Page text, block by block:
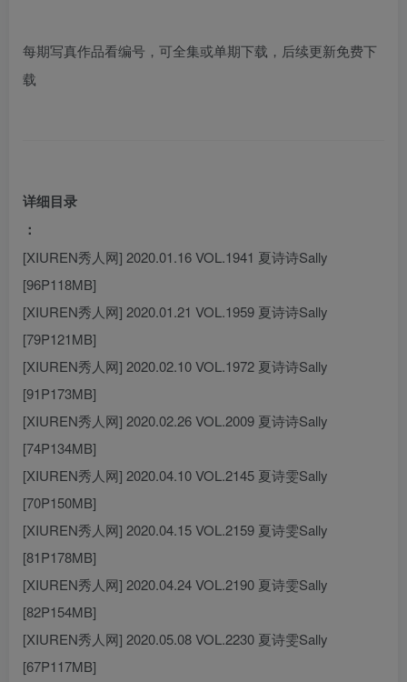
每期写真作品看编号，可全集或单期下载，后续更新免费下
载
详细目录
：
[XIUREN秀人网] 2020.01.16 VOL.1941 夏诗诗Sally
[96P118MB]
[XIUREN秀人网] 2020.01.21 VOL.1959 夏诗诗Sally
[79P121MB]
[XIUREN秀人网] 2020.02.10 VOL.1972 夏诗诗Sally
[91P173MB]
[XIUREN秀人网] 2020.02.26 VOL.2009 夏诗诗Sally
[74P134MB]
[XIUREN秀人网] 2020.04.10 VOL.2145 夏诗雯Sally
[70P150MB]
[XIUREN秀人网] 2020.04.15 VOL.2159 夏诗雯Sally
[81P178MB]
[XIUREN秀人网] 2020.04.24 VOL.2190 夏诗雯Sally
[82P154MB]
[XIUREN秀人网] 2020.05.08 VOL.2230 夏诗雯Sally
[67P117MB]